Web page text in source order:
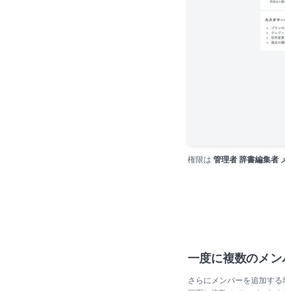
権限は 管理者 辞書編集者
一度に複数のメ
さらにメンバーを追加する